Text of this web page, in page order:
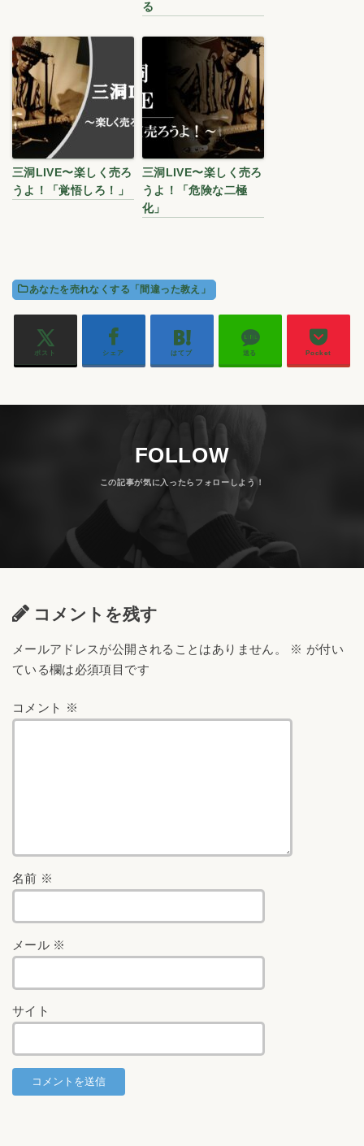
る
三洞LIVE〜楽しく売ろ
うよ！「覚悟しろ！」
三洞LIVE〜楽しく売ろ
うよ！「危険な二極
化」
あなたを売れなくする「間違った教え」
ポスト シェア はてブ 送る Pocket
FOLLOW
コメントを残す
メールアドレスが公開されることはありません。 ※ が付い
ている欄は必須項目です
コメント ※
名前 ※
メール ※
サイト